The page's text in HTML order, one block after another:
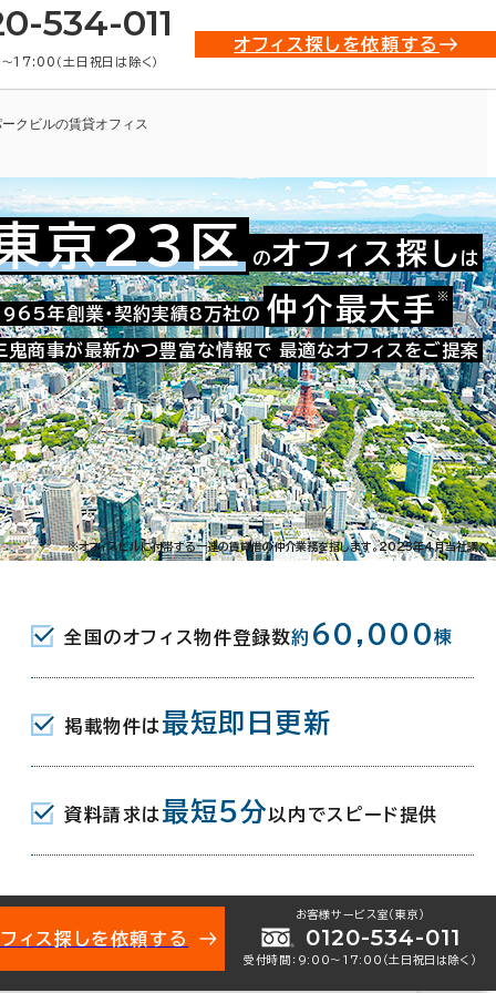
534-011
17:00（土日祝日は除く）
オフィス探しを依頼する
クビルの賃貸オフィス
お問い合わせ番号：021-09304
町1-4-4
(都営新宿線) A5口 6分
駅(JR) 8番口 6分
京23区 のオフィス探し は
年創業・契約実績8万社の 仲介最大手 ※
鬼商事が最新かつ豊富な情報で 最適なオフィスをご提案
※オフィスビルに付帯する一連の賃貸借の仲介業務を指します。2023年4月当社調べ
全国のオフィス物件登録数約 60,000棟
掲載物件は 最短即日更新
資料請求は 最短5分 以内でスピード提供
ィス探しを依頼する
お客様サービス室（東京）
0120-534-011
受付時間：9:00〜17:00（土日祝日は除く）